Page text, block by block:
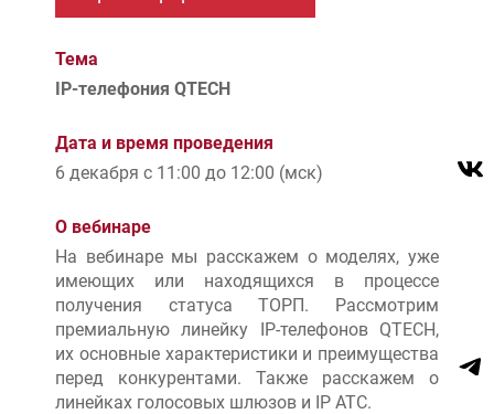
Тема
IP-телефония QTECH
Дата и время проведения
6 декабря с 11:00 до 12:00 (мск)
О вебинаре
На вебинаре мы расскажем о моделях, уже
имеющих или находящихся в процессе
получения статуса ТОРП. Рассмотрим
премиальную линейку IP-телефонов QTECH,
их основные характеристики и преимущества
перед конкурентами. Также расскажем о
линейках голосовых шлюзов и IP АТС.